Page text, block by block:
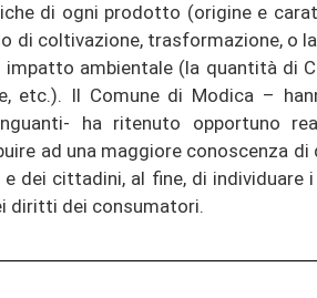
di ogni prodotto (origine e
di coltivazione, trasformazione, o
ambientale (la quantità di
etc.). Il Comune di Modica –
ha ritenuto opportuno
ad una maggiore conoscenza
dei cittadini, al fine, di individuare
diritti dei consumatori.